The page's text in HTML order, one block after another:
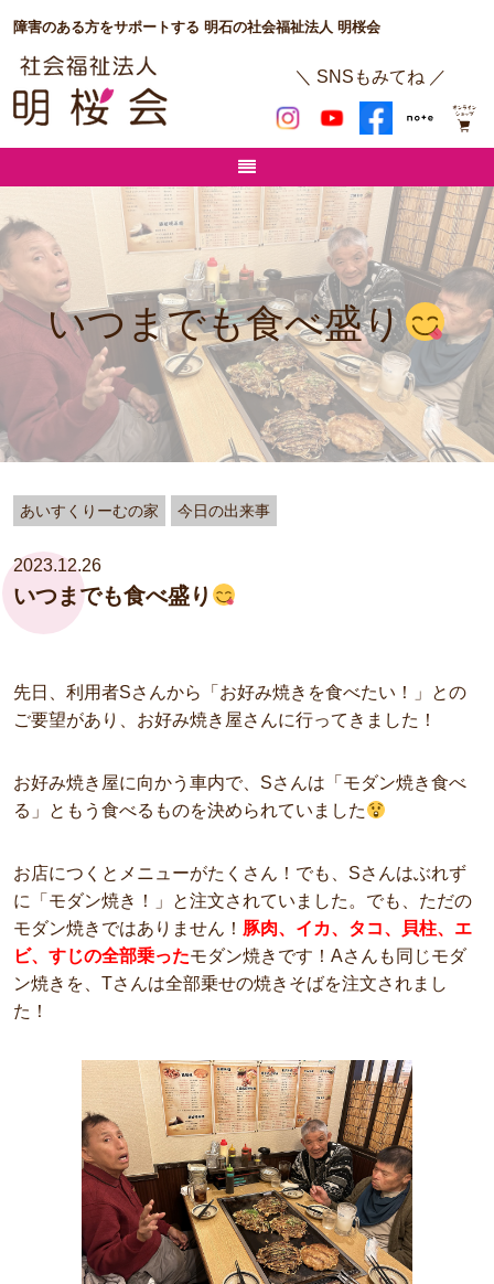
障害のある方をサポートする 明石の社会福祉法人 明桜会
＼ SNSもみてね ／
いつまでも食べ盛り
あいすくりーむの家 今日の出来事
2023.12.26
いつまでも食べ盛り
先日、利用者Sさんから「お好み焼きを食べたい！」との
ご要望があり、お好み焼き屋さんに行ってきました！
お好み焼き屋に向かう車内で、Sさんは「モダン焼き食べ
る」ともう食べるものを決められていました
お店につくとメニューがたくさん！でも、Sさんはぶれず
に「モダン焼き！」と注文されていました。でも、ただの
モダン焼きではありません！ 豚肉、イカ、タコ、貝柱、エ
ビ、すじの全部乗ったモダン焼きです！Aさんも同じモダ
ン焼きを、Tさんは全部乗せの焼きそばを注文されまし
た！